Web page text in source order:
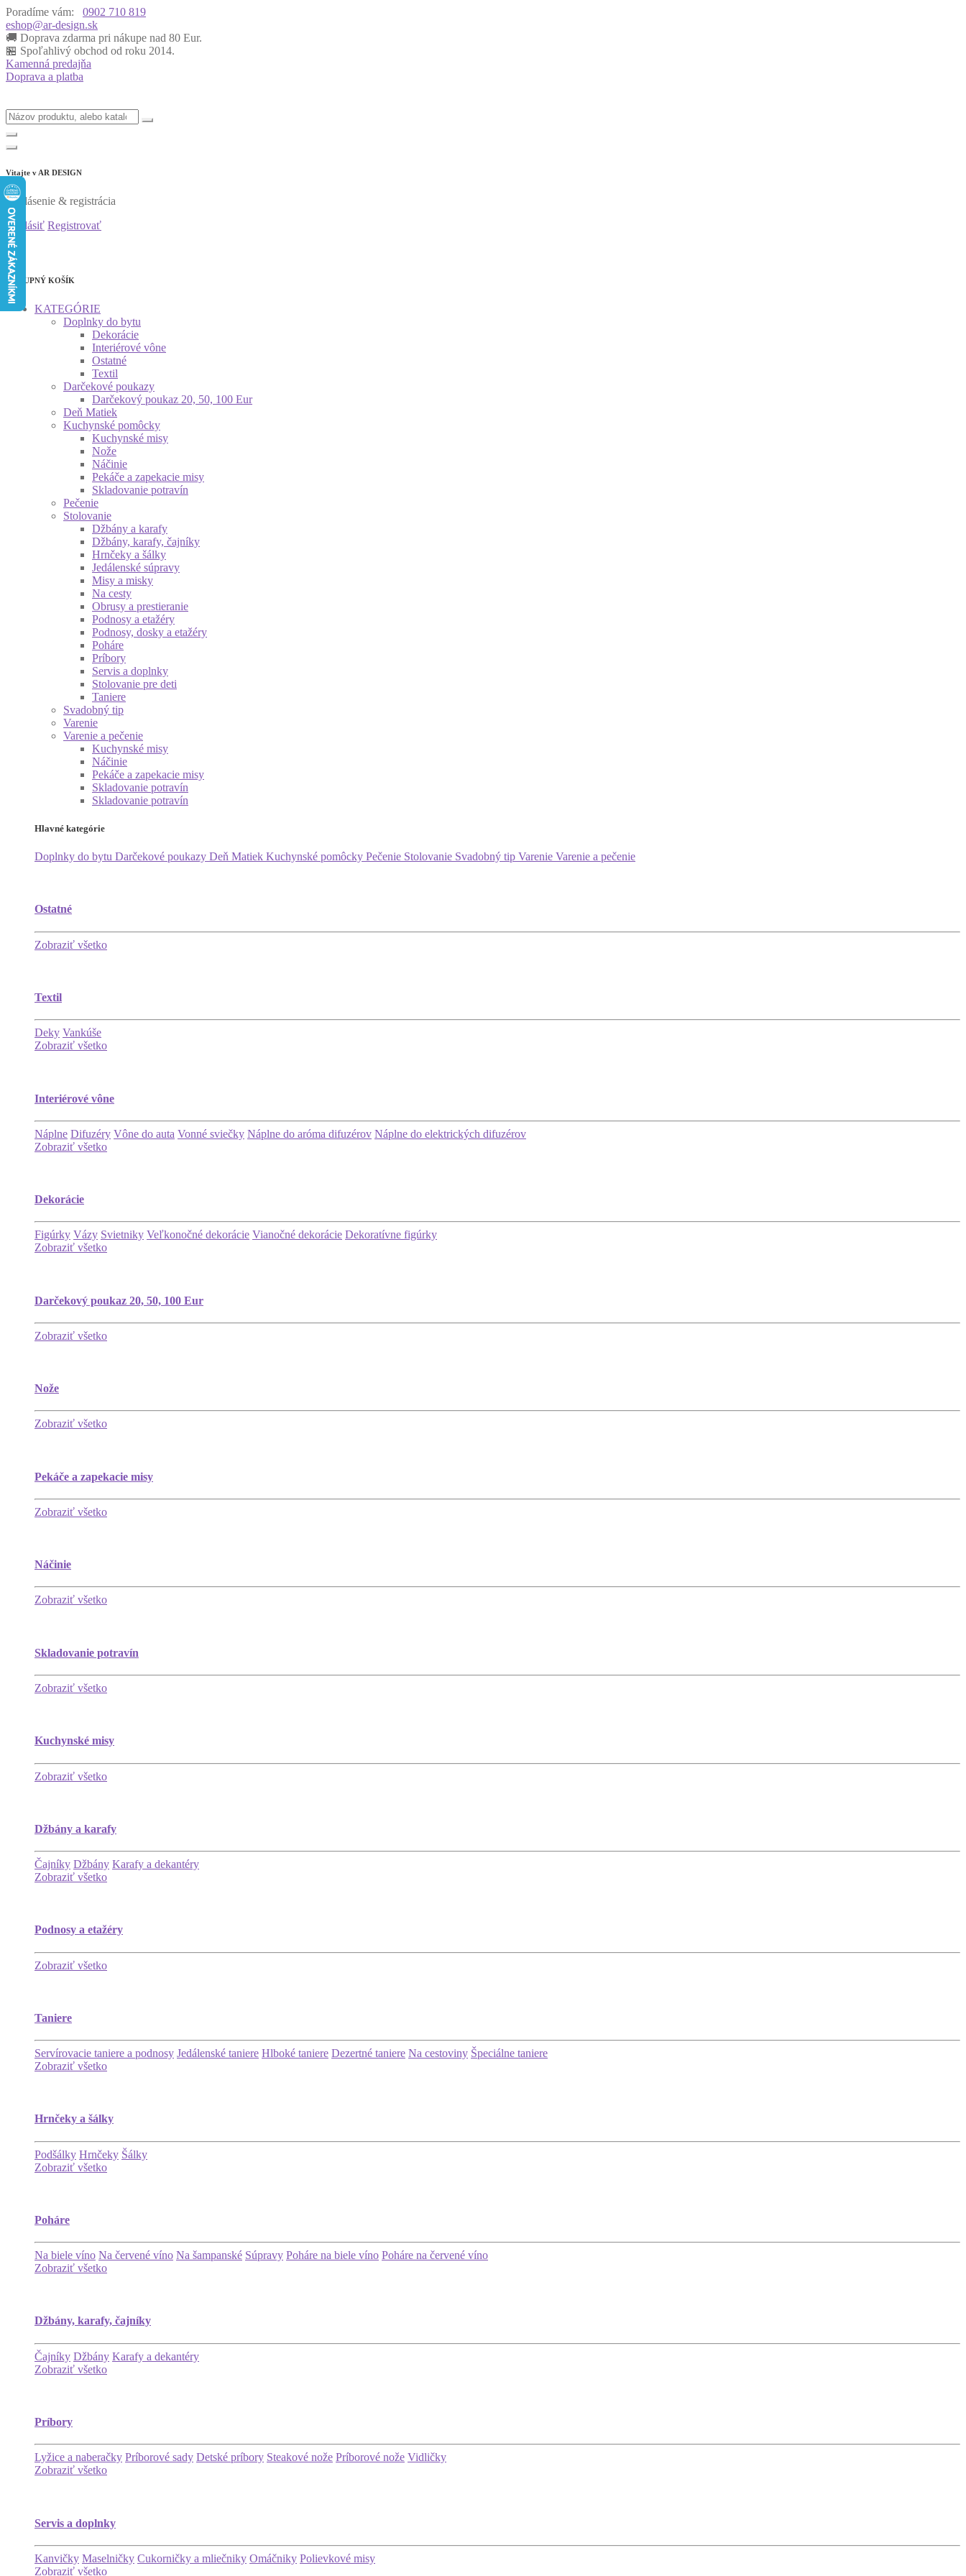
Poradíme vám:
0902 710 819
eshop@ar-design.sk
🚚 Doprava zdarma pri nákupe nad 80 Eur.
🏪 Spoľahlivý obchod od roku 2014.
Kamenná predajňa
Doprava a platba
Vitajte v AR DESIGN
Prihlásenie & registrácia
Prihlásiť Registrovať
0
0
NÁKUPNÝ KOŠÍK
KATEGÓRIE
Doplnky do bytu
Dekorácie
Interiérové vône
Ostatné
Textil
Darčekové poukazy
Darčekový poukaz 20, 50, 100 Eur
Deň Matiek
Kuchynské pomôcky
Kuchynské misy
Nože
Náčinie
Pekáče a zapekacie misy
Skladovanie potravín
Pečenie
Stolovanie
Džbány a karafy
Džbány, karafy, čajníky
Hrnčeky a šálky
Jedálenské súpravy
Misy a misky
Na cesty
Obrusy a prestieranie
Podnosy a etažéry
Podnosy, dosky a etažéry
Poháre
Príbory
Servis a doplnky
Stolovanie pre deti
Taniere
Svadobný tip
Varenie
Varenie a pečenie
Kuchynské misy
Náčinie
Pekáče a zapekacie misy
Skladovanie potravín
Skladovanie potravín
Hlavné kategórie
Doplnky do bytu Darčekové poukazy Deň Matiek Kuchynské pomôcky Pečenie Stolovanie Svadobný tip Varenie Varenie a pečenie
Ostatné
Zobraziť všetko
Textil
Deky Vankúše
Zobraziť všetko
Interiérové vône
Náplne Difuzéry Vône do auta Vonné sviečky Náplne do aróma difuzérov Náplne do elektrických difuzérov
Zobraziť všetko
Dekorácie
Figúrky Vázy Svietniky Veľkonočné dekorácie Vianočné dekorácie Dekoratívne figúrky
Zobraziť všetko
Darčekový poukaz 20, 50, 100 Eur
Zobraziť všetko
Nože
Zobraziť všetko
Pekáče a zapekacie misy
Zobraziť všetko
Náčinie
Zobraziť všetko
Skladovanie potravín
Zobraziť všetko
Kuchynské misy
Zobraziť všetko
Džbány a karafy
Čajníky Džbány Karafy a dekantéry
Zobraziť všetko
Podnosy a etažéry
Zobraziť všetko
Taniere
Servírovacie taniere a podnosy Jedálenské taniere Hlboké taniere Dezertné taniere Na cestoviny Špeciálne taniere
Zobraziť všetko
Hrnčeky a šálky
Podšálky Hrnčeky Šálky
Zobraziť všetko
Poháre
Na biele víno Na červené víno Na šampanské Súpravy Poháre na biele víno Poháre na červené víno
Zobraziť všetko
Džbány, karafy, čajníky
Čajníky Džbány Karafy a dekantéry
Zobraziť všetko
Príbory
Lyžice a naberačky Príborové sady Detské príbory Steakové nože Príborové nože Vidličky
Zobraziť všetko
Servis a doplnky
Kanvičky Maselničky Cukorničky a mliečniky Omáčniky Polievkové misy
Zobraziť všetko